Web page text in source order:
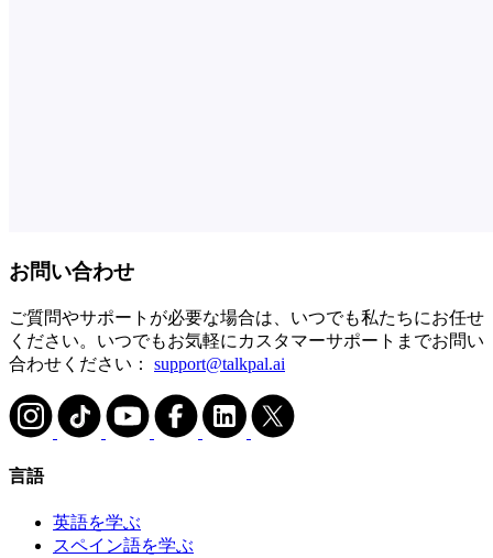
お問い合わせ
ご質問やサポートが必要な場合は、いつでも私たちにお任せ
ください。いつでもお気軽にカスタマーサポートまでお問い
合わせください： support@talkpal.ai
言語
英語を学ぶ
スペイン語を学ぶ